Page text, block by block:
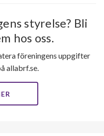
styrelse? Bli
hos oss.
föreningens uppgifter
allabrf.se.